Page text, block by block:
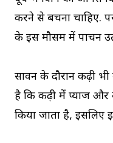
करने से बचना चाहिए.
के इस मौसम में पाचन
सावन के दौरान कढ़ी भी
है कि कढ़ी में प्याज और
किया जाता है, इसलिए